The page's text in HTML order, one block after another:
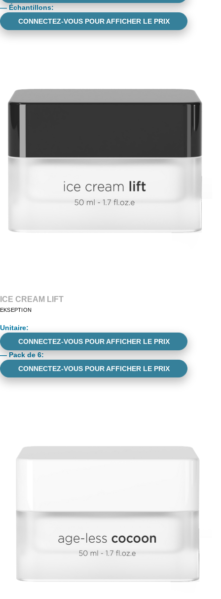
— Échantillons:
CONNECTEZ-VOUS POUR AFFICHER LE PRIX
ICE CREAM LIFT
EKSEPTION
Unitaire:
CONNECTEZ-VOUS POUR AFFICHER LE PRIX
— Pack de 6:
CONNECTEZ-VOUS POUR AFFICHER LE PRIX